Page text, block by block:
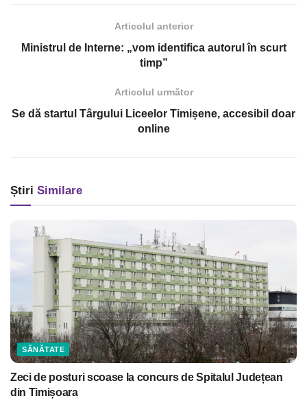
Articolul anterior
Ministrul de Interne: „vom identifica autorul în scurt
timp”
Articolul următor
Se dă startul Târgului Liceelor Timișene, accesibil doar
online
Știri Similare
SĂNĂTATE
Zeci de posturi scoase la concurs de Spitalul Județean
din Timișoara